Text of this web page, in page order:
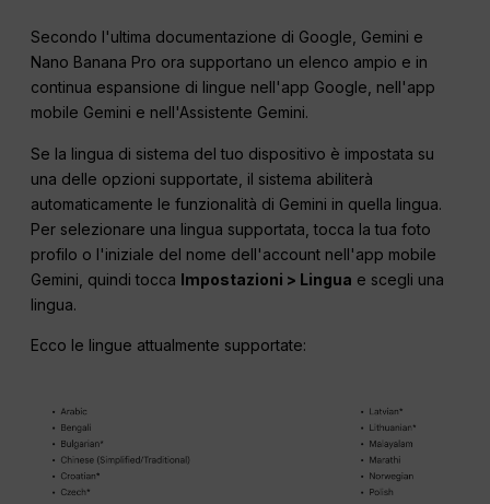
Secondo l'ultima documentazione di Google, Gemini e
Nano Banana Pro ora supportano un elenco ampio e in
continua espansione di lingue nell'app Google, nell'app
mobile Gemini e nell'Assistente Gemini.
Se la lingua di sistema del tuo dispositivo è impostata su
una delle opzioni supportate, il sistema abiliterà
automaticamente le funzionalità di Gemini in quella lingua.
Per selezionare una lingua supportata, tocca la tua foto
profilo o l'iniziale del nome dell'account nell'app mobile
Gemini, quindi tocca Impostazioni > Lingua e scegli una
lingua.
Ecco le lingue attualmente supportate: